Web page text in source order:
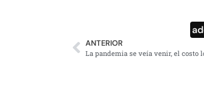
ANTERIOR
La pandemia se veía venir, el costo